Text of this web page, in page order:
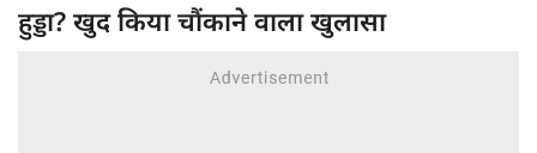
हुड्डा? खुद किया चौंकाने वाला खुलासा